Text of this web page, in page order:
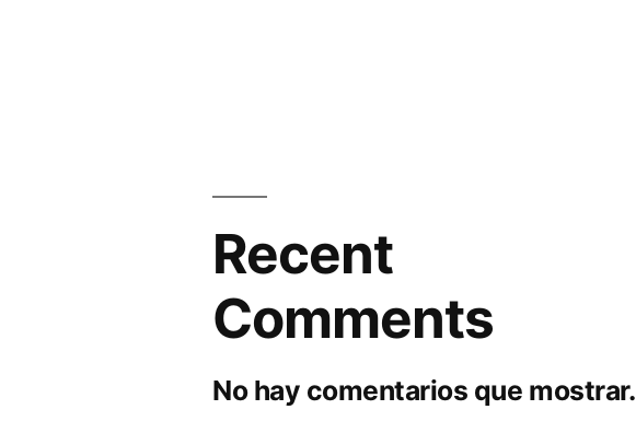
Recent
Comments
No hay comentarios que mostrar.